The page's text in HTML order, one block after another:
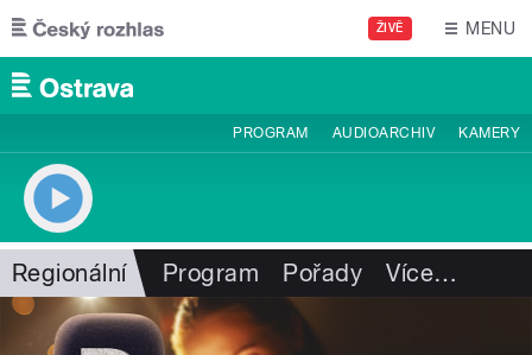
Přejít k hlavnímu obsahu
ŽIVĚ MENU
PROGRAM AUDIOARCHIV KAMERY
Regionální Program Pořady Více…